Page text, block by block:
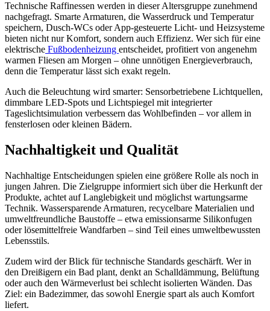
Technische Raffinessen werden in dieser Altersgruppe zunehmend
nachgefragt. Smarte Armaturen, die Wasserdruck und Temperatur
speichern, Dusch-WCs oder App-gesteuerte Licht- und Heizsysteme
bieten nicht nur Komfort, sondern auch Effizienz. Wer sich für eine
elektrische Fußbodenheizung entscheidet, profitiert von angenehm
warmen Fliesen am Morgen – ohne unnötigen Energieverbrauch,
denn die Temperatur lässt sich exakt regeln.
Auch die Beleuchtung wird smarter: Sensorbetriebene Lichtquellen,
dimmbare LED-Spots und Lichtspiegel mit integrierter
Tageslichtsimulation verbessern das Wohlbefinden – vor allem in
fensterlosen oder kleinen Bädern.
Nachhaltigkeit und Qualität
Nachhaltige Entscheidungen spielen eine größere Rolle als noch in
jungen Jahren. Die Zielgruppe informiert sich über die Herkunft der
Produkte, achtet auf Langlebigkeit und möglichst wartungsarme
Technik. Wassersparende Armaturen, recycelbare Materialien und
umweltfreundliche Baustoffe – etwa emissionsarme Silikonfugen
oder lösemittelfreie Wandfarben – sind Teil eines umweltbewussten
Lebensstils.
Zudem wird der Blick für technische Standards geschärft. Wer in
den Dreißigern ein Bad plant, denkt an Schalldämmung, Belüftung
oder auch den Wärmeverlust bei schlecht isolierten Wänden. Das
Ziel: ein Badezimmer, das sowohl Energie spart als auch Komfort
liefert.